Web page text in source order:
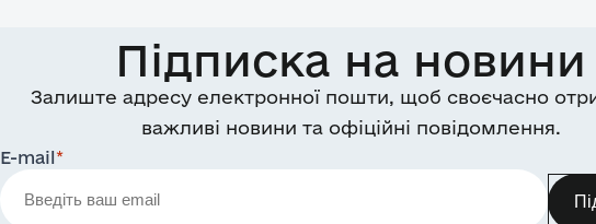
Підписка на новини
Залиште адресу електронної пошти, щоб своєчасно
важливі новини та офіційні повідомлення.
E-mail*